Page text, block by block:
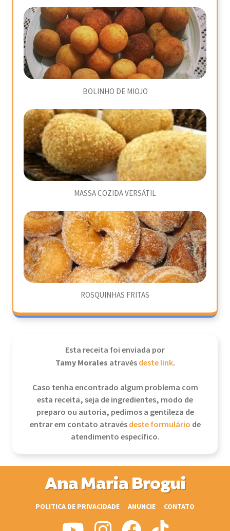
BOLINHO DE MIOJO
MASSA COZIDA VERSÁTIL
ROSQUINHAS FRITAS
Esta receita foi enviada por
Tamy Morales atravésdeste link.
Caso tenha encontrado algum problema com
esta receita, seja de ingredientes, modo de
preparo ou autoria, pedimos a gentileza de
entrar em contato atravésdeste formulário de
atendimento específico.
Ana Maria Brogui
POLITICA DE PRIVACIDADE ANUNCIE CONTATO